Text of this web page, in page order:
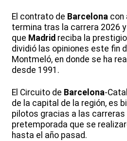
El contrato de Barcelona con
termina tras la carrera 2026
que Madrid reciba la
dividió las opiniones este fin
Montmeló, en donde se ha
desde 1991.
El Circuito de Barcelona-
de la capital de la región, es
pilotos gracias a las carreras
pretemporada que se
hasta el año pasad.